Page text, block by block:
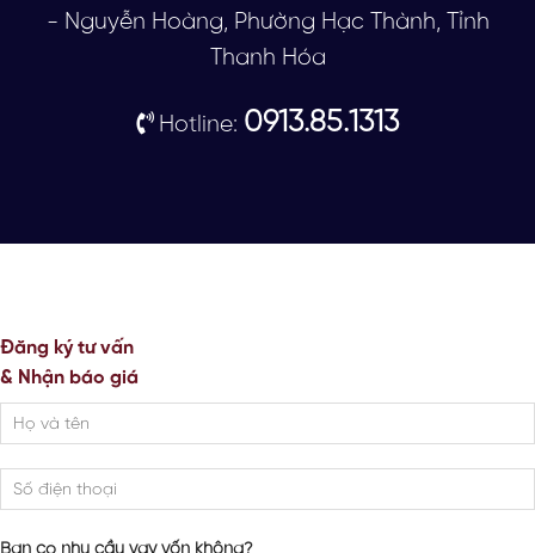
- Nguyễn Hoàng, Phường Hạc Thành, Tỉnh
Thanh Hóa
Hotline: 0913.85.1313
Đăng ký tư vấn
& Nhận báo giá
Bạn có nhu cầu vay vốn không?